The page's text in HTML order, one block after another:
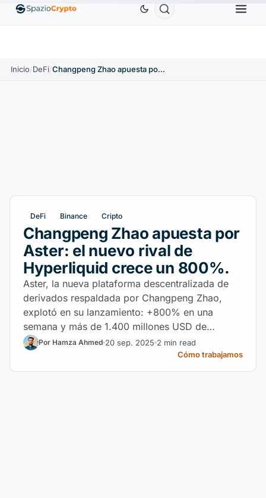
EthereumETH1880,58 US$ TetherUSDT ↑0.00%
Inicio/DeFi/ Changpeng Zhao apuesta por Aster: el nuevo rival de Hyperliquid crece un 800%.
DeFi Binance Cripto
Changpeng Zhao apuesta por
Aster: el nuevo rival de
Hyperliquid crece un 800%.
Aster, la nueva plataforma descentralizada de
derivados respaldada por Changpeng Zhao,
explotó en su lanzamiento: +800% en una
semana y más de 1.400 millones USD de
volumen, desafiando el liderazgo de
Por Hamza Ahmed 20 sep. 2025 2 min read
Cómo trabajamos